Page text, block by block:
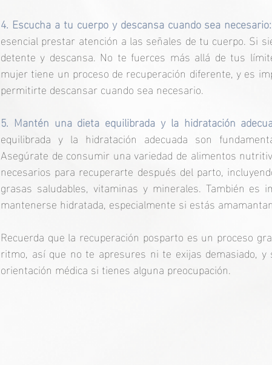
4. Escucha a tu cuerpo y descansa cuando sea necesario:
esencial prestar atención a las señales de tu cuerpo. Si
detente y descansa. No te fuerces más allá de tus
mujer tiene un proceso de recuperación diferente, y es
permitirte descansar cuando sea necesario.
5. Mantén una dieta equilibrada y la hidratación
equilibrada y la hidratación adecuada son
Asegúrate de consumir una variedad de alimentos
necesarios para recuperarte después del parto,
grasas saludables, vitaminas y minerales. También es
mantenerse hidratada, especialmente si estás
Recuerda que la recuperación posparto es un proceso
ritmo, así que no te apresures ni te exijas demasiado,
orientación médica si tienes alguna preocupación.